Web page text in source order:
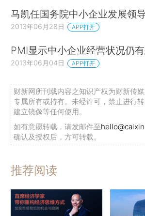
强支持引导的紧迫性
布《中小企业促进法》，实行积
则性要求多，刚性约束少。近年
继出台了一系列优惠政策，但从
并不理想，部分行业中小企业生
化，我国中小企业发展的总体水平
企业支持仍很有限，贷款实际利率
先后启动，为中小企业开辟了一条
但制度建设有待完善。金融体系服
马凯任国务院中小企业发展领
2013年06月28日 APP打开
PMI显示中小企业经营状况仍
2013年06月04日 APP打开
财新网所刊载内容之知识产权为财新传
专属所有或持有。未经许可，禁止进行
建立镜像等任何使用。
如有意愿转载，请发邮件至
确认及授权后，方可转载。
推荐阅读